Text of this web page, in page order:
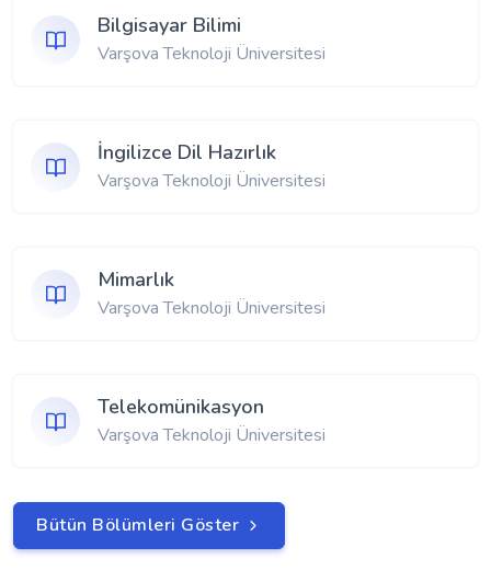
Bilgisayar Bilimi
Varşova Teknoloji Üniversitesi
İngilizce Dil Hazırlık
Varşova Teknoloji Üniversitesi
Mimarlık
Varşova Teknoloji Üniversitesi
Telekomünikasyon
Varşova Teknoloji Üniversitesi
Bütün Bölümleri Göster